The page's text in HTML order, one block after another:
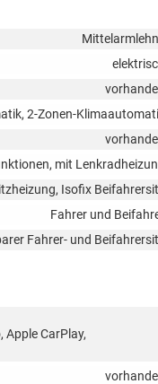
2-Zonen-
mit
Isofix
Fahrer und
Fahrer- und
Apple CarPlay,